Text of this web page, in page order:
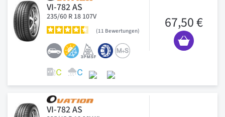
VI-782 AS
235/60 R 18 107V
11 Bewertungen 67,50 €
VI-782 AS